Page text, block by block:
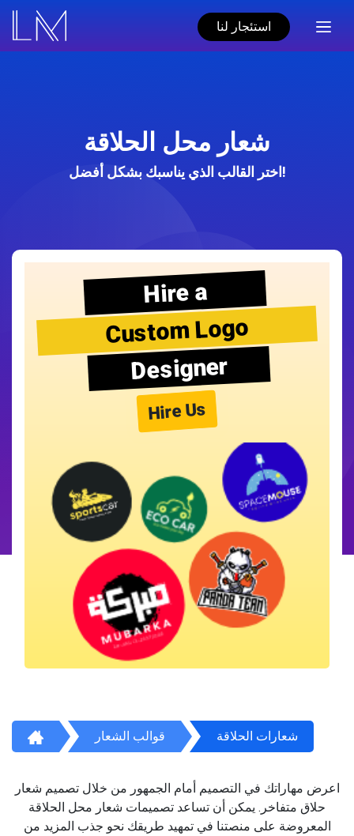
استئجار لنا
شعار محل الحلاقة
اختر القالب الذي يناسبك بشكل أفضل!
Hire a
Custom Logo
Designer
Hire Us
قوالب الشعار شعارات الحلاقة
اعرض مهاراتك في التصميم أمام الجمهور من خلال تصميم شعار
حلاق متفاخر. يمكن أن تساعد تصميمات شعار محل الحلاقة
المعروضة على منصتنا في تمهيد طريقك نحو جذب المزيد من